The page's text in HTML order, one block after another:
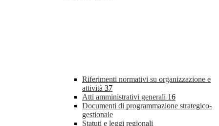
Riferimenti normativi su organizzazione e
attività 37
Atti amministrativi generali 16
Documenti di programmazione strategico-
gestionale
Statuti e leggi regionali